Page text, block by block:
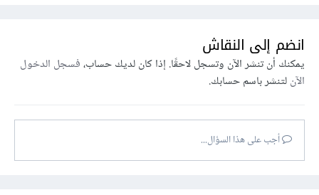
انضم إلى النقاش
يمكنك أن تنشر الآن وتسجل لاحقًا. إذا كان لديك حساب،فسجل الدخول
الآنلتنشر باسم حسابك.
أجب على هذا السؤال...